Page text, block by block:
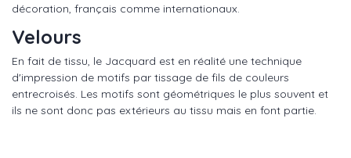
décoration, français comme internationaux.
Velours
En fait de tissu, le Jacquard est en réalité une technique
d'impression de motifs par tissage de fils de couleurs
entrecroisés. Les motifs sont géométriques le plus souvent et
ils ne sont donc pas extérieurs au tissu mais en font partie.